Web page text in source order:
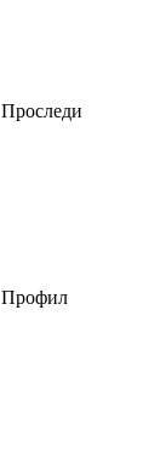
Проследи
Профил